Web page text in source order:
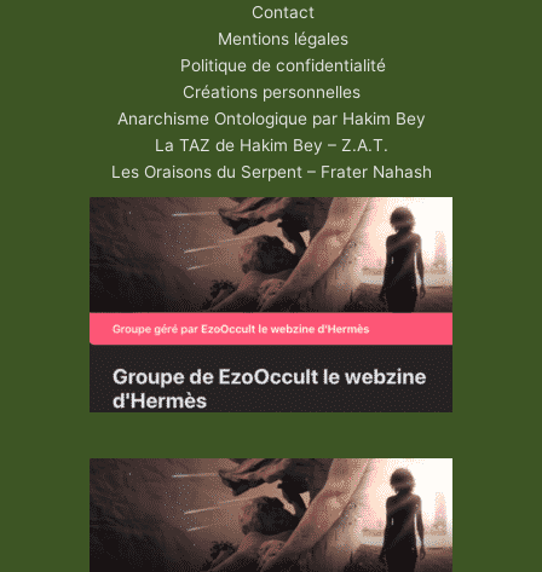
Contact
Mentions légales
Politique de confidentialité
Créations personnelles
Anarchisme Ontologique par Hakim Bey
La TAZ de Hakim Bey – Z.A.T.
Les Oraisons du Serpent – Frater Nahash